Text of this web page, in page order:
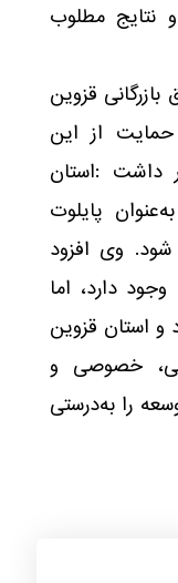
و نتایج مطلوب
قزوین
از این
داشت :استان
پایلوت
وی افزود
دارد، اما
و استان قزوین
خصوصی و
را به‌درستی